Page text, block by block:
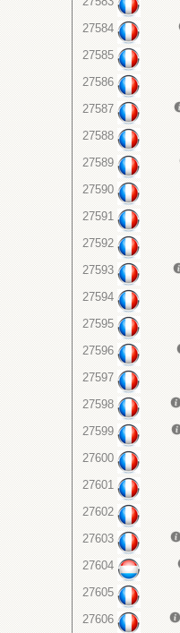
27584
27585
27586
27587
27588
27589
27590
27591
27592
27593
27594
27595
27596
27597
27598
27599
27600
27601
27602
27603
27604
27605
27606